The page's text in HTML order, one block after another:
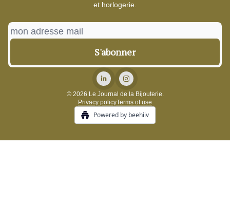
et horlogerie.
© 2026 Le Journal de la Bijouterie.
Privacy policyTerms of use
Powered by beehiiv